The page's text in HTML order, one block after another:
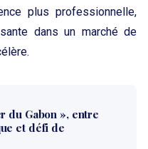
plus professionnelle,
dans un marché de
du Gabon », entre
et défi de